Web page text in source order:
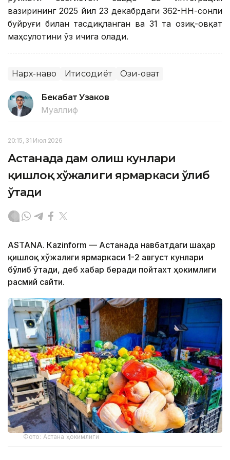
вазирининг 2025 йил 23 декабрдаги 362-НН-сонли
буйруғи билан тасдиқланган ва 31 та озиқ-овқат
маҳсулотини ўз ичига олади.
Нарх-наво Иқтисодиёт Озиқ-овқат
Бекабат Узаков
Муаллиф
20:15, 31 Июл 2026
Астанада дам олиш кунлари
қишлоқ хўжалиги ярмаркаси ўлиб
ўтади
ASTANА. Кazinform — Астанада навбатдаги шаҳар
қишлоқ хўжалиги ярмаркаси 1-2 август кунлари
бўлиб ўтади, деб хабар беради пойтахт ҳокимлиги
расмий сайти.
Фото: Астана ҳокимлиги